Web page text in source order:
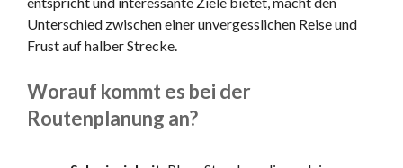
Unterschied zwischen einer unvergesslichen Reise und
Frust auf halber Strecke.
Worauf kommt es bei der
Routenplanung an?